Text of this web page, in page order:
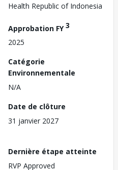
Health Republic of Indonesia
Approbation FY3
2025
Catégorie
Environnementale
N/A
Date de clôture
31 janvier 2027
Dernière étape atteinte
RVP Approved